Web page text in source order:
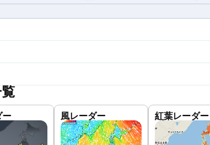
ー 風レーダー 紅葉レーダー